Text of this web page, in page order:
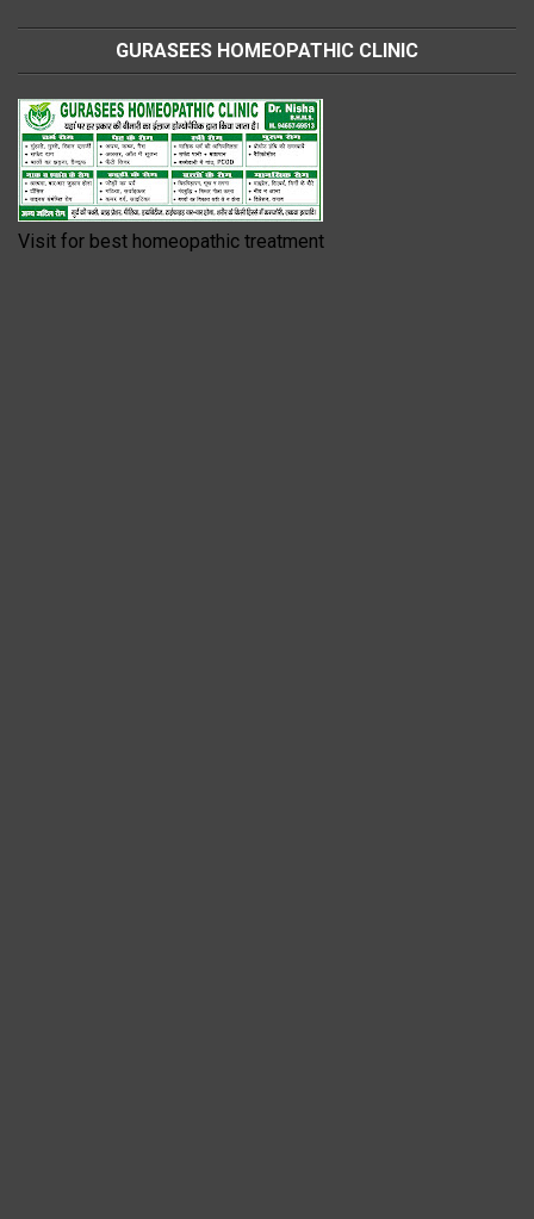
GURASEES HOMEOPATHIC CLINIC
Visit for best homeopathic treatment